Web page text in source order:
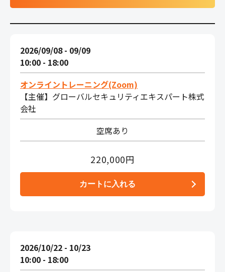
2026/09/08 - 09/09
10:00 - 18:00
オンライントレーニング(Zoom)
【主催】グローバルセキュリティエキスパート株式
会社
空席あり
220,000円
2026/10/22 - 10/23
10:00 - 18:00